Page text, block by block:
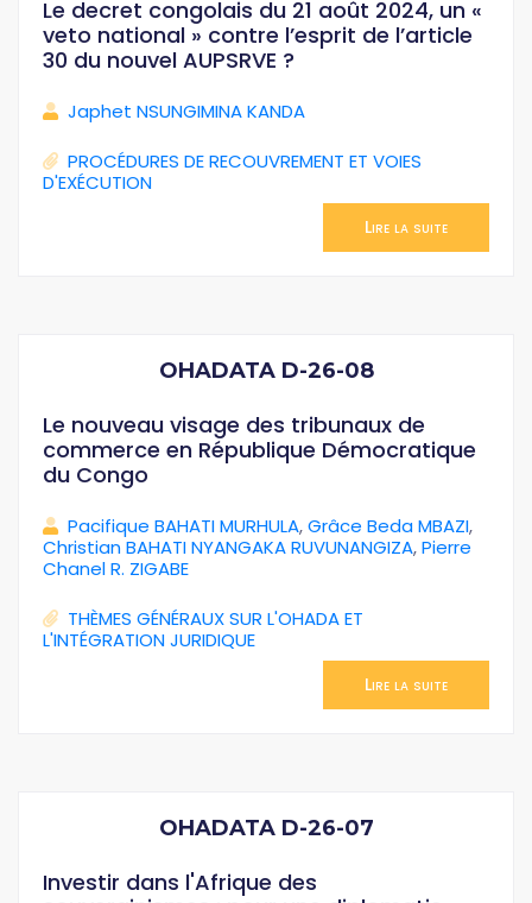
Le decret congolais du 21 août 2024, un «
veto national » contre l’esprit de l’article
30 du nouvel AUPSRVE ?
Japhet NSUNGIMINA KANDA
PROCÉDURES DE RECOUVREMENT ET VOIES
D'EXÉCUTION
Lire la suite
OHADATA D-26-08
Le nouveau visage des tribunaux de
commerce en République Démocratique
du Congo
Pacifique BAHATI MURHULA,Grâce Beda MBAZI,
Christian BAHATI NYANGAKA RUVUNANGIZA,Pierre
Chanel R. ZIGABE
THÈMES GÉNÉRAUX SUR L'OHADA ET
L'INTÉGRATION JURIDIQUE
Lire la suite
OHADATA D-26-07
Investir dans l'Afrique des